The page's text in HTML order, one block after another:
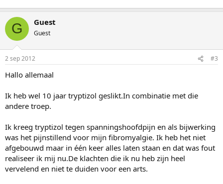
G Guest
Guest
2 sep 2012 #3
Hallo allemaal
Ik heb wel 10 jaar tryptizol geslikt.In combinatie met die
andere troep.
Ik kreeg tryptizol tegen spanningshoofdpijn en als bijwerking
was het pijnstillend voor mijn fibromyalgie. Ik heb het niet
afgebouwd maar in één keer alles laten staan en dat was fout
realiseer ik mij nu.De klachten die ik nu heb zijn heel
vervelend en niet te duiden voor een arts.